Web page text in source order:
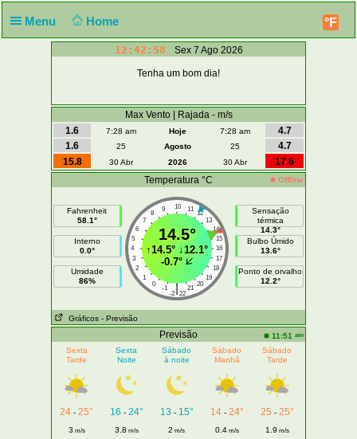
Menu Home °F
12:42:58 Sex 7 Ago 2026
Tenha um bom dia!
Max Vento | Rajada - m/s
1.6
7:28 am Hoje 7:28 am
4.7
1.6
25 Agosto 25
4.7
15.8
30 Abr 2026 30 Abr
17.6
Temperatura °C
Offline
Fahrenheit
58.1°
Interno
0.0°
Umidade
86%
10
9 11
8
12
7
13
6
14
5
15
4
16
3
17
2
18
1
19
0
20
-1 21
|
-2 22
14.5°
↑14.5° ↓12.1°
-0.7°
Sensação
térmica
14.3°
Bulbo Úmido
13.6°
Ponto de orvalho
12.2°
Gráficos - Previsão
Previsão 11:51 am
Sexta
Tarde
Sexta
Noite
Sábado
à noite
Sábado
Manhã
Sábado
Tarde
24 - 25° 16 - 24° 13 - 15° 14- 24° 25 - 25°
3 m/s 3.8 m/s 2 m/s 0.4m/s 1.9 m/s